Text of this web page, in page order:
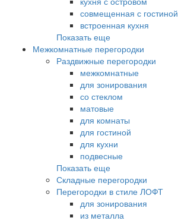
совмещенная с гостиной
встроенная кухня
Показать еще
Межкомнатные перегородки
Раздвижные перегородки
межкомнатные
для зонирования
со стеклом
матовые
для комнаты
для гостиной
для кухни
подвесные
Показать еще
Складные перегородки
Перегородки в стиле ЛОФТ
для зонирования
из металла